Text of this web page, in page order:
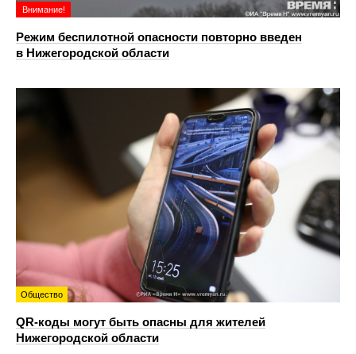
Внимание!
Режим беспилотной опасности повторно введен
в Нижегородской области
Общество
QR-коды могут быть опасны для жителей
Нижегородской области